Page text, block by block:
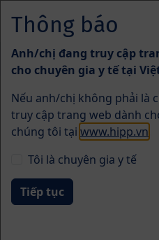
Menü
Đa dạng sinh học
Đa dạng sinh
Thông báo
Anh/chị đang truy cập
cho chuyên gia y tế tại
Nếu anh/chị không phải là
truy cập trang web dành
chúng tôi tại www.hipp.vn
Tôi là chuyên gia y tế